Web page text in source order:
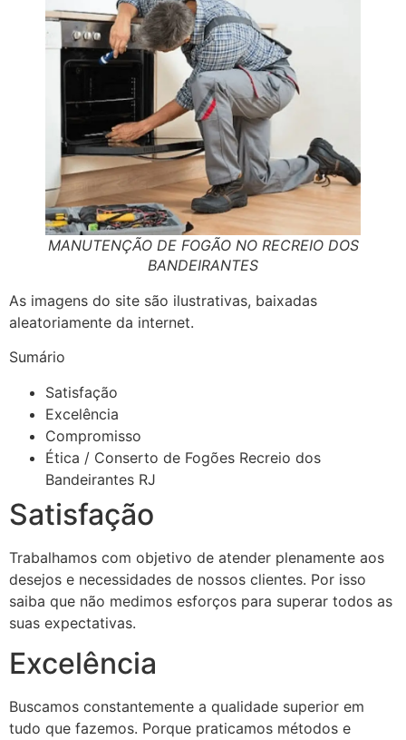
MANUTENÇÃO DE FOGÃO NO RECREIO DOS
BANDEIRANTES
As imagens do site são ilustrativas, baixadas
aleatoriamente da internet.
Sumário
Satisfação
Excelência
Compromisso
Ética / Conserto de Fogões Recreio dos
Bandeirantes RJ
Satisfação
Trabalhamos com objetivo de atender plenamente aos
desejos e necessidades de nossos clientes. Por isso
saiba que não medimos esforços para superar todos as
suas expectativas.
Excelência
Buscamos constantemente a qualidade superior em
tudo que fazemos. Porque praticamos métodos e